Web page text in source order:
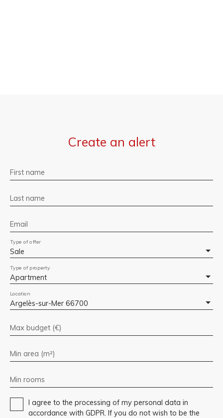
Create an alert
First name
Last name
Email
Sale
Type of offer
Apartment
Type of property
Argelès-sur-Mer 66700
Location
Max budget (€)
Min area (m²)
Min rooms
I agree to the processing of my personal data in
accordance with GDPR. If you do not wish to be the